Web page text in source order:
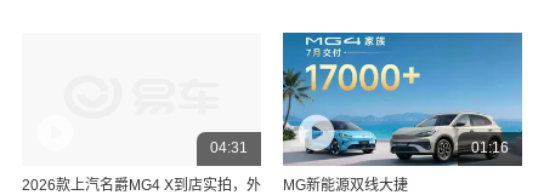
04:31
2026款上汽名爵MG4 X到店实拍，外
01:16
MG新能源双线大捷